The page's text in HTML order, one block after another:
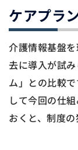
ケアプラ
介護情報基盤
去に導入が試
ム」との比較
して今回の仕
おくと、制度の